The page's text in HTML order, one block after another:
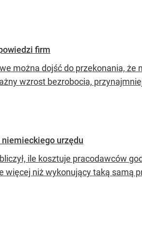
firm
można dojść do przekonania, że
wzrost bezrobocia,
niemieckiego urzędu
ile kosztuje pracodawców
więcej niż wykonujący taką samą